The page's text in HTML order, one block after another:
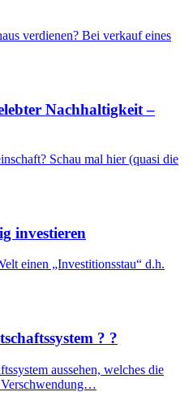
verdienen? Bei verkauf eines
Nachhaltigkeit –
Schau mal hier (quasi die
investieren
einen „Investitionsstau“ d.h.
? ?
aussehen, welches die